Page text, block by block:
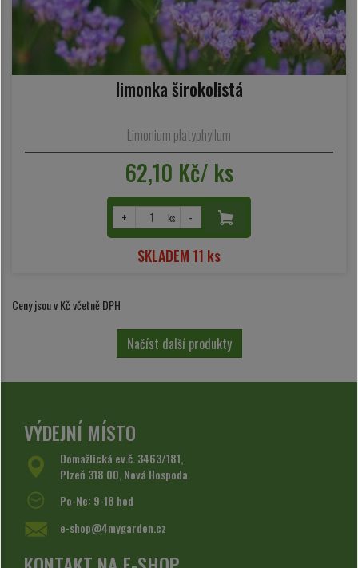
limonka širokolistá
Limonium platyphyllum
62,10 Kč/ ks
+ ks -
SKLADEM 11 ks
Ceny jsou v Kč včetně DPH
Načíst další produkty
VÝDEJNÍ MÍSTO
Domažlická ev.č. 3463/181,
Plzeň 318 00, Nová Hospoda
Po-Ne: 9-18 hod
e-shop@4mygarden.cz